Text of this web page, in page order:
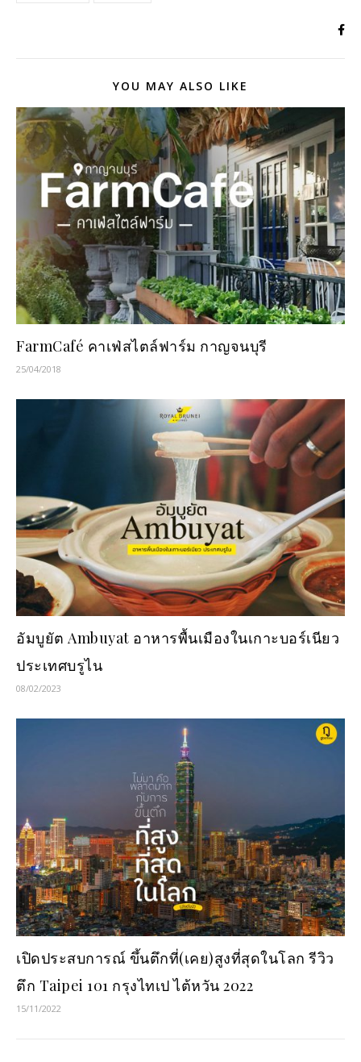
YOU MAY ALSO LIKE
FarmCafé คาเฟ่สไตล์ฟาร์ม กาญจนบุรี
25/04/2018
อัมบูยัต Ambuyat อาหารพื้นเมืองในเกาะบอร์เนียว
ประเทศบรูไน
08/02/2023
เปิดประสบการณ์ ขึ้นตึกที่(เคย)สูงที่สุดในโลก รีวิว
ตึก Taipei 101 กรุงไทเป ไต้หวัน 2022
15/11/2022